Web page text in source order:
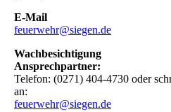
E-Mail
feuerwehr@siegen.de
Wachbesichtigung
Ansprechpartner:
Telefon: (0271) 404-4730 oder
an:
feuerwehr@siegen.de